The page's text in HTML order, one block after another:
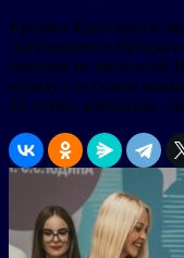
Крошка Картошка в
Легендарного бренда
брендов от читателей
наряду с успехом
25-летию компании,